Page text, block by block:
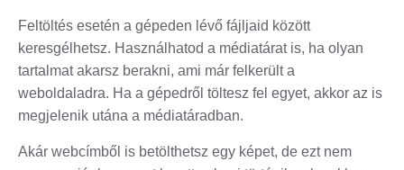
Feltöltés esetén a gépeden lévő fájljaid között
keresgélhetsz. Használhatod a médiatárat is, ha olyan
tartalmat akarsz berakni, ami már felkerült a
weboldaladra. Ha a gépedről töltesz fel egyet, akkor az is
megjelenik utána a médiatáradban.
Akár webcímből is betölthetsz egy képet, de ezt nem